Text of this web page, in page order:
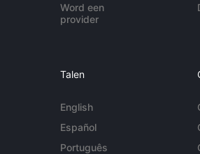
Word een
provider
Talen
English
Español
Português